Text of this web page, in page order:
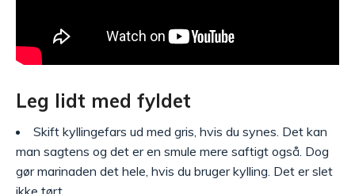
Leg lidt med fyldet
Skift kyllingefars ud med gris, hvis du synes. Det kan
man sagtens og det er en smule mere saftigt også. Dog
gør marinaden det hele, hvis du bruger kylling. Det er slet
ikke tørt.